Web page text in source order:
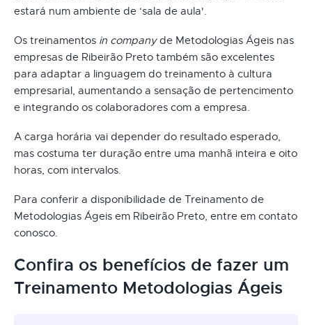
estará num ambiente de ‘sala de aula'.
Os treinamentos in companyde Metodologias Ágeis nas
empresas de Ribeirão Preto também são excelentes
para adaptar a linguagem do treinamento à cultura
empresarial, aumentando a sensação de pertencimento
e integrando os colaboradores com a empresa.
A carga horária vai depender do resultado esperado,
mas costuma ter duração entre uma manhã inteira e oito
horas, com intervalos.
Para conferir a disponibilidade de Treinamento de
Metodologias Ágeis em Ribeirão Preto, entre em contato
conosco.
Confira os benefícios de fazer um
Treinamento Metodologias Ágeis